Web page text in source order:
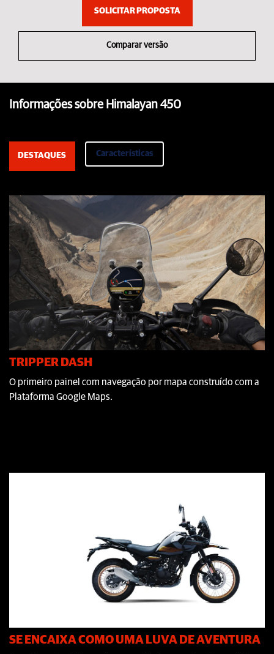
SOLICITAR PROPOSTA
Comparar versão
Informações sobre Himalayan 450
DESTAQUES Características
TRIPPER DASH
O primeiro painel com navegação por mapa construído com a
Plataforma Google Maps.
SE ENCAIXA COMO UMA LUVA DE AVENTURA